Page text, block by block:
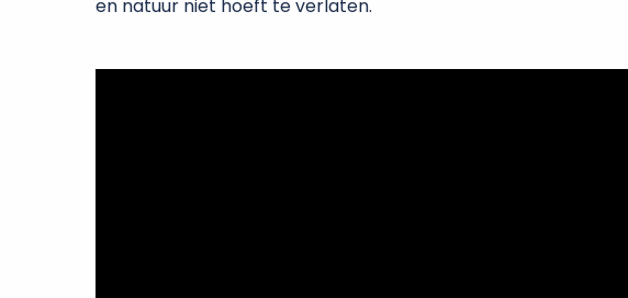
en natuur niet hoeft te verlaten.